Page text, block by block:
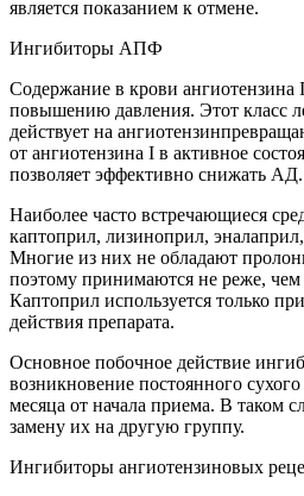
является показанием к отмене.
Ингибиторы АПФ
Содержание в крови ангиотензина
повышению давления. Этот класс
действует на
от ангиотензина I в активное
позволяет эффективно снижать АД.
Наиболее часто встречающиеся
каптоприл, лизиноприл,
Многие из них не обладают
поэтому принимаются не реже,
Каптоприл используется только
действия препарата.
Основное побочное действие
возникновение постоянного
месяца от начала приема. В таком
замену их на другую группу.
Ингибиторы ангиотензиновых